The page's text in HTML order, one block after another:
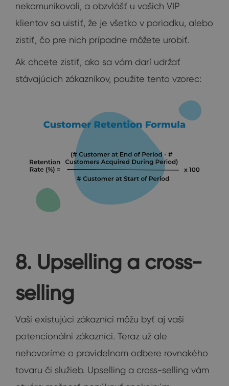
nekomunikovali, a obzvlášť u vašich VIP
klientov sa uistiť, že je všetko v poriadku, alebo
zistiť, čo pre nich prípadne môžete urobiť.
Ak chcete zistiť, ako sa vám darí udržať
stávajúcich zákazníkov, použite tento vzorec:
8. Upselling a cross-
selling
Vaši existujúci zákazníci môžu byť aj vaši
potencionálni zákazníci. Teraz už ale
nehovoríme o pravidelnom odbere rovnakého
tovaru či služieb. Upselling a cross-selling vám